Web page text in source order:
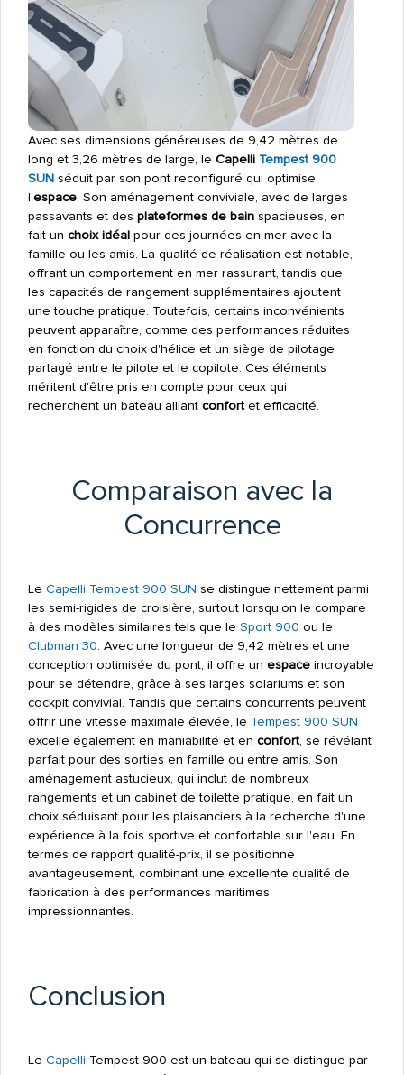
Avec ses dimensions généreuses de 9,42 mètres de
long et 3,26 mètres de large, le Capelli Tempest 900
SUNséduit par son pont reconfiguré qui optimise
l'espace. Son aménagement conviviale, avec de larges
passavants et des plateformes de bainspacieuses, en
fait un choix idéalpour des journées en mer avec la
famille ou les amis. La qualité de réalisation est notable,
offrant un comportement en mer rassurant, tandis que
les capacités de rangement supplémentaires ajoutent
une touche pratique. Toutefois, certains inconvénients
peuvent apparaître, comme des performances réduites
en fonction du choix d'hélice et un siège de pilotage
partagé entre le pilote et le copilote. Ces éléments
méritent d'être pris en compte pour ceux qui
recherchent un bateau alliant confortet efficacité.
Comparaison avec la
Concurrence
Le Capelli Tempest 900 SUN se distingue nettement parmi
les semi-rigides de croisière, surtout lorsqu'on le compare
à des modèles similaires tels que le Sport 900 ou le
Clubman 30. Avec une longueur de 9,42 mètres et une
conception optimisée du pont, il offre un espaceincroyable
pour se détendre, grâce à ses larges solariums et son
cockpit convivial. Tandis que certains concurrents peuvent
offrir une vitesse maximale élevée, le Tempest 900 SUN
excelle également en maniabilité et en confort, se révélant
parfait pour des sorties en famille ou entre amis. Son
aménagement astucieux, qui inclut de nombreux
rangements et un cabinet de toilette pratique, en fait un
choix séduisant pour les plaisanciers à la recherche d'une
expérience à la fois sportive et confortable sur l'eau. En
termes de rapport qualité-prix, il se positionne
avantageusement, combinant une excellente qualité de
fabrication à des performances maritimes
impressionnantes.
Conclusion
Le Capelli Tempest 900 est un bateau qui se distingue par